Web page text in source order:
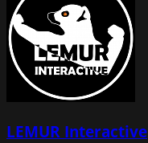
LEMUR Interactive